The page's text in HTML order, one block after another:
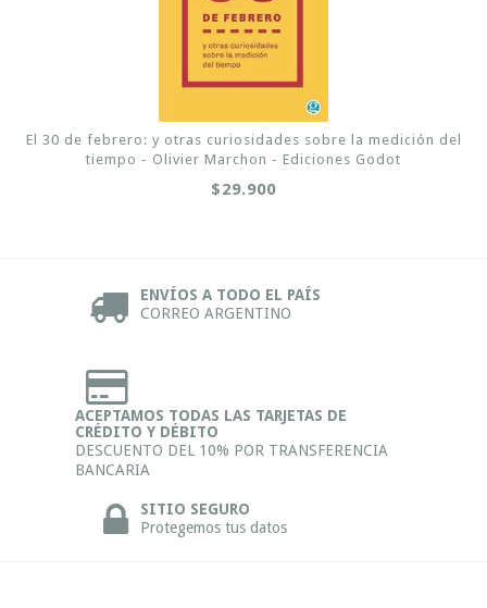
El 30 de febrero: y otras curiosidades sobre la medición del
tiempo - Olivier Marchon - Ediciones Godot
$29.900
ENVÍOS A TODO EL PAÍS
CORREO ARGENTINO
ACEPTAMOS TODAS LAS TARJETAS DE
CRÉDITO Y DÉBITO
DESCUENTO DEL 10% POR TRANSFERENCIA
BANCARIA
SITIO SEGURO
Protegemos tus datos